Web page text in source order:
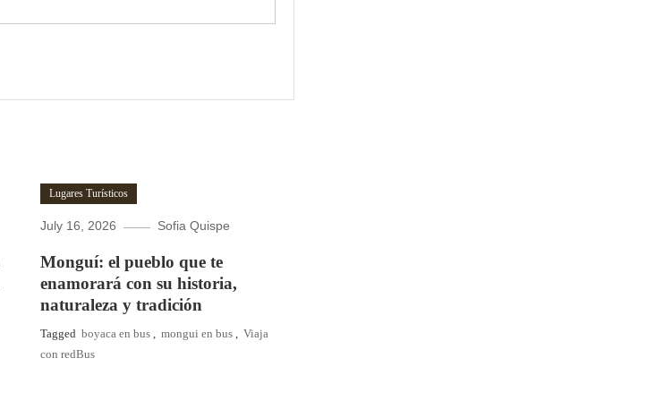
Lugares Turísticos
July 16, 2026 Sofia Quispe
Monguí: el pueblo que te
enamorará con su historia,
naturaleza y tradición
Tagged boyaca en bus , mongui en bus , Viaja
con redBus